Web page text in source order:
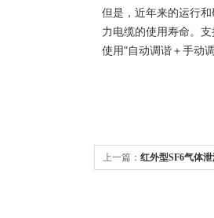
但是，近年来的运行
力电缆的使用寿命。 支
使用"自动调谐＋手动
上一篇： 红外型SF6气体